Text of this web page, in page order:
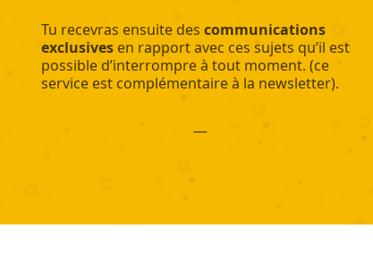
Tu recevras ensuite des communications
exclusives en rapport avec ces sujets qu’il est
possible d’interrompre à tout moment. (ce
service est complémentaire à la newsletter).
—